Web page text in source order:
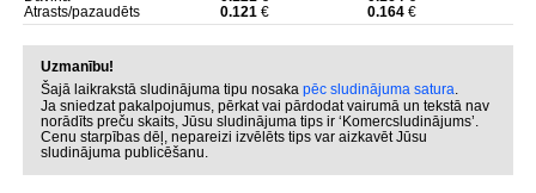
Atrasts/pazaudēts
0.121€ 0.164€
Uzmanību!
Šajā laikrakstā sludinājuma tipu nosaka pēc sludinājuma satura.
Ja sniedzat pakalpojumus, pērkat vai pārdodat vairumā un tekstā nav
norādīts preču skaits, Jūsu sludinājuma tips ir ‘Komercsludinājums’.
Cenu starpības dēļ, nepareizi izvēlēts tips var aizkavēt Jūsu
sludinājuma publicēšanu.